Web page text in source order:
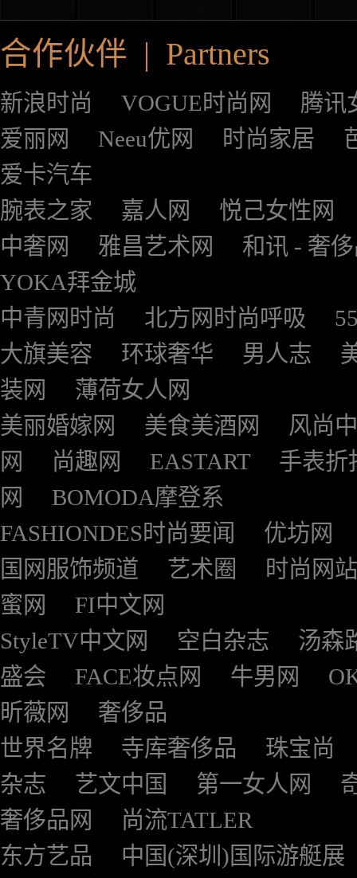
合作伙伴 | Partners
新浪时尚 VOGUE时尚网
腾讯
爱丽网
Neeu优网 时尚家居
爱卡汽车
腕表之家
嘉人网
悦己女性网
中奢网
雅昌艺术网
和讯 - 奢
YOKA拜金城
中青网时尚
北方网时尚呼吸
大旗美容
环球奢华 男人志
装网
薄荷女人网
美丽婚嫁网
美食美酒网
风尚
网
尚趣网 EASTART
手表折
网
BOMODA摩登系
FASHIONDES时尚要闻
优坊网
国网服饰频道
艺术圈
时尚网站
蜜网
FI中文网
StyleTV中文网
空白杂志
汤森
盛会
FACE妆点网 牛男网
昕薇网
奢侈品
世界名牌
寺库奢侈品
珠宝尚
杂志
艺文中国 第一女人网
奢侈品网
尚流TATLER
东方艺品
中国(深圳)国际游艇展